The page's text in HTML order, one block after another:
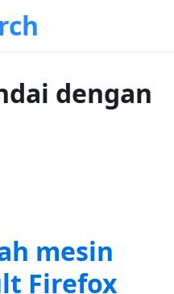
dengan
mesin
Firefox